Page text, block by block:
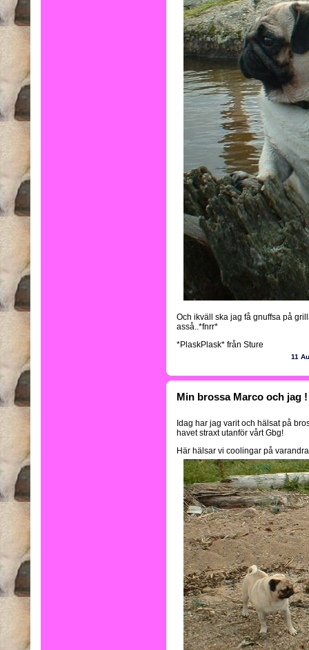
Och ikväll ska jag få gnuffsa på
asså..*fnrr*
*PlaskPlask* från Sture
11
Min brossa Marco och jag !
Idag har jag varit och hälsat på
havet straxt utanför vårt Gbg!
Här hälsar vi coolingar på